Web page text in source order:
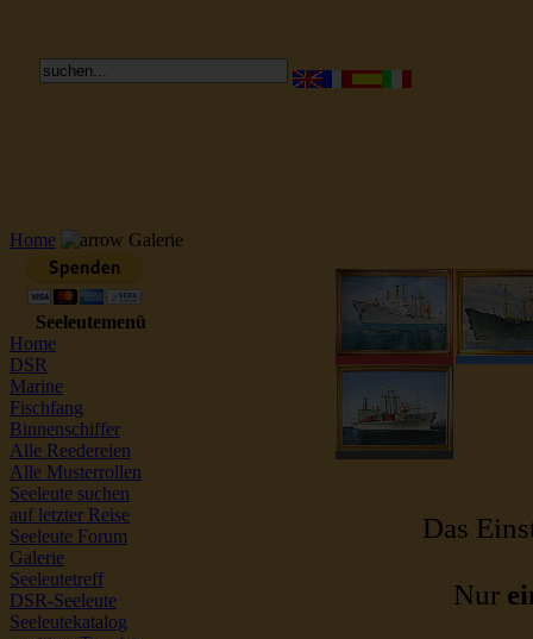
Home Galerie
Seeleutemenü
Home
DSR
Marine
Fischfang
Binnenschiffer
Alle Reedereien
Alle Musterrollen
Seeleute suchen
auf letzter Reise
Seeleute Forum
Galerie
Seeleutetreff
DSR-Seeleute
Seeleutekatalog
Das
Nur